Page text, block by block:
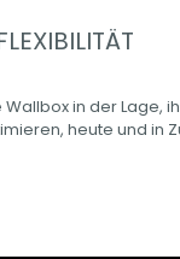
in der Lage,
heute und in